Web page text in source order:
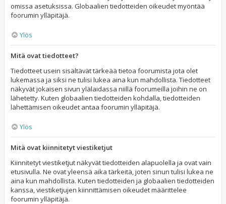
omissa asetuksissa. Globaalien tiedotteiden oikeudet myöntää
foorumin ylläpitäjä.
Ylös
Mitä ovat tiedotteet?
Tiedotteet usein sisältävät tärkeää tietoa foorumista jota olet
lukemassa ja siksi ne tulisi lukea aina kun mahdollista. Tiedotteet
näkyvät jokaisen sivun ylälaidassa niillä foorumeilla joihin ne on
lähetetty. Kuten globaalien tiedotteiden kohdalla, tiedotteiden
lähettämisen oikeudet antaa foorumin ylläpitäjä.
Ylös
Mitä ovat kiinnitetyt viestiketjut
Kiinnitetyt viestiketjut näkyvät tiedotteiden alapuolella ja ovat vain
etusivulla. Ne ovat yleensä aika tärkeitä, joten sinun tulisi lukea ne
aina kun mahdollista. Kuten tiedotteiden ja globaalien tiedotteiden
kanssa, viestiketjujen kiinnittämisen oikeudet määrittelee
foorumin ylläpitäjä.